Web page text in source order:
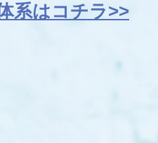
系はコチラ>>